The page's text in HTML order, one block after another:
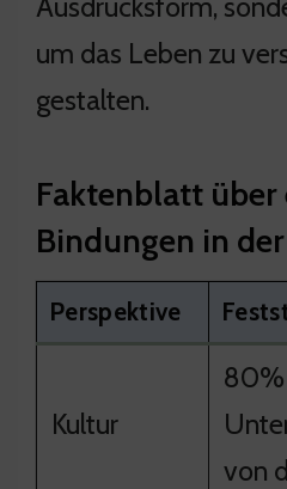
um das Leben zu
gestalten.
Faktenblatt
Bindungen in
Perspektive
Kultur
von